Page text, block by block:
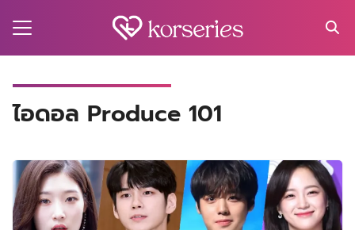
ไอดอล Produce 101